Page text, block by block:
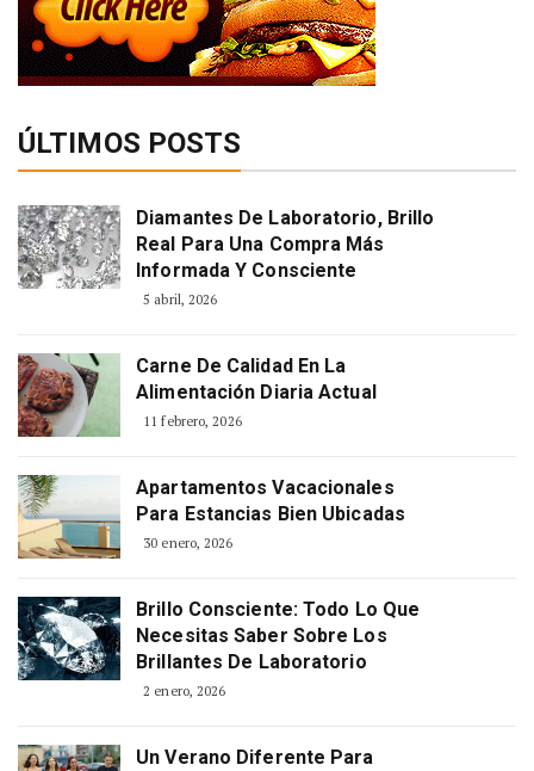
ÚLTIMOS POSTS
Diamantes De Laboratorio, Brillo
Real Para Una Compra Más
Informada Y Consciente
5 abril, 2026
Carne De Calidad En La
Alimentación Diaria Actual
11 febrero, 2026
Apartamentos Vacacionales
Para Estancias Bien Ubicadas
30 enero, 2026
Brillo Consciente: Todo Lo Que
Necesitas Saber Sobre Los
Brillantes De Laboratorio
2 enero, 2026
Un Verano Diferente Para